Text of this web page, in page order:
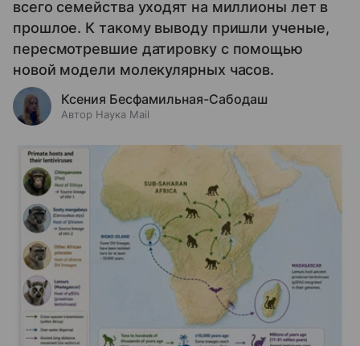
всего семейства уходят на миллионы лет в
прошлое. К такому выводу пришли ученые,
пересмотревшие датировку с помощью
новой модели молекулярных часов.
Ксения Бесфамильная-Сабодаш
Автор Наука Mail